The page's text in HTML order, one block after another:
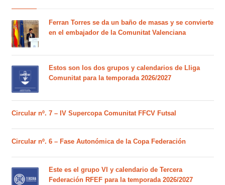
Ferran Torres se da un baño de masas y se convierte
en el embajador de la Comunitat Valenciana
Estos son los dos grupos y calendarios de Lliga
Comunitat para la temporada 2026/2027
Circular nº. 7 – IV Supercopa Comunitat FFCV Futsal
Circular nº. 6 – Fase Autonómica de la Copa Federación
Este es el grupo VI y calendario de Tercera
Federación RFEF para la temporada 2026/2027